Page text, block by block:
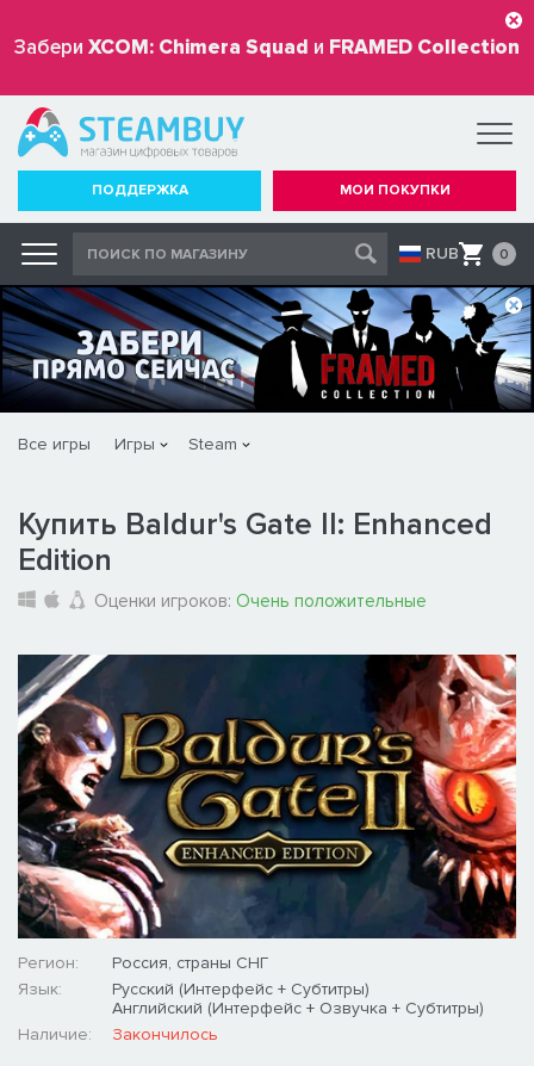
Забери XCOM: Chimera Squad и FRAMED Collection
бесплатно
ПОДДЕРЖКА МОИ ПОКУПКИ
RUB 0
Все игры Игры Steam
Купить Baldur's Gate II: Enhanced
Edition
Оценки игроков: Очень положительные
Регион:
Россия, страны СНГ
Язык:
Русский (Интерфейс + Субтитры)
Английский (Интерфейс + Озвучка + Субтитры)
Наличие:
Закончилось